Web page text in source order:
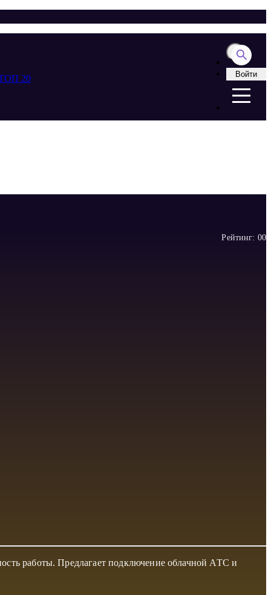
20 Войти
Рейтинг: 00
работы. Предлагает подключение облачной АТС и